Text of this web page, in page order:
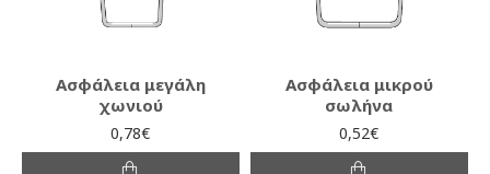
Ασφάλεια μεγάλη
χωνιού
0,78€
Ασφάλεια μικρού
σωλήνα
0,52€